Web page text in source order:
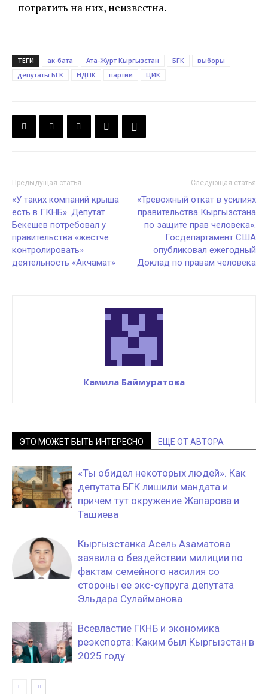
потратить на них, неизвестна.
ТЕГИ ак-бата Ата-Журт Кыргызстан БГК
выборы
депутаты БГК
НДПК партии ЦИК
Предыдущая статья
«У таких компаний крыша
есть в ГКНБ». Депутат
Бекешев потребовал у
правительства «жестче
контролировать»
деятельность «Акчамат»
Следующая статья
«Тревожный откат в усилиях
правительства Кыргызстана
по защите прав человека».
Госдепартамент США
опубликовал ежегодный
Доклад по правам человека
Камила Баймуратова
ЭТО МОЖЕТ БЫТЬ ИНТЕРЕСНО ЕЩЕ ОТ АВТОРА
«Ты обидел некоторых людей». Как
депутата БГК лишили мандата и
причем тут окружение Жапарова и
Ташиева
Кыргызстанка Асель Азаматова
заявила о бездействии милиции по
фактам семейного насилия со
стороны ее экс-супруга депутата
Эльдара Сулайманова
Всевластие ГКНБ и экономика
реэкспорта: Каким был Кыргызстан в
2025 году